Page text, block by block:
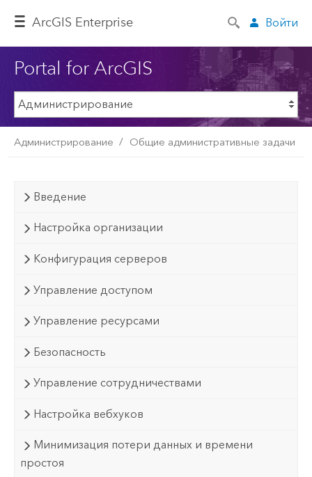
ArcGIS Enterprise Войти
Portal for ArcGIS
Администрирование Общие административные задачи
Введение
Настройка организации
Конфигурация серверов
Управление доступом
Управление ресурсами
Безопасность
Управление сотрудничествами
Настройка вебхуков
Минимизация потери данных и времени
простоя